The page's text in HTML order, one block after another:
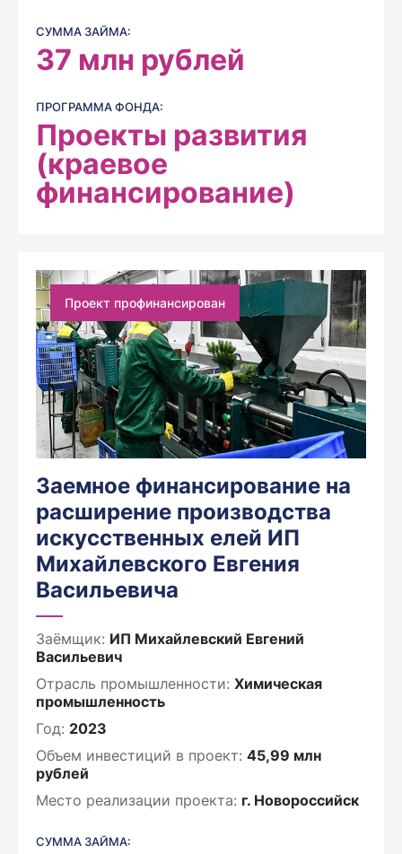
СУММА ЗАЙМА:
37 млн рублей
ПРОГРАММА ФОНДА:
Проекты развития
(краевое
финансирование)
Проект профинансирован
Заемное финансирование на
расширение производства
искусственных елей ИП
Михайлевского Евгения
Васильевича
Заёмщик: ИП Михайлевский Евгений
Васильевич
Отрасль промышленности: Химическая
промышленность
Год: 2023
Объем инвестиций в проект: 45,99 млн
рублей
Место реализации проекта: г. Новороссийск
СУММА ЗАЙМА: